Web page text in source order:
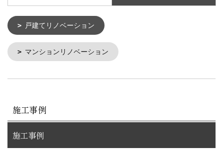
戸建てリノベーション
マンションリノベーション
施工事例
施工事例